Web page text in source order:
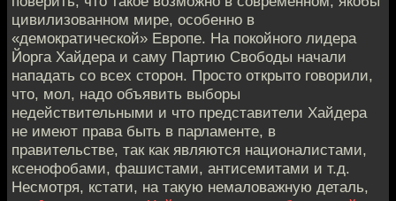
цивилизованном мире, особенно в
«демократической» Европе. На покойного лидера
Йорга Хайдера и саму Партию Свободы начали
нападать со всех сторон. Просто открыто говорили,
что, мол, надо объявить выборы
недействительными и что представители Хайдера
не имеют права быть в парламенте, в
правительстве, так как являются националистами,
ксенофобами, фашистами, антисемитами и т.д.
Несмотря, кстати, на такую немаловажную деталь,